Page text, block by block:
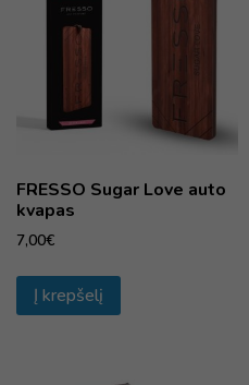
FRESSO Sugar Love auto
kvapas
7,00€
Į krepšelį